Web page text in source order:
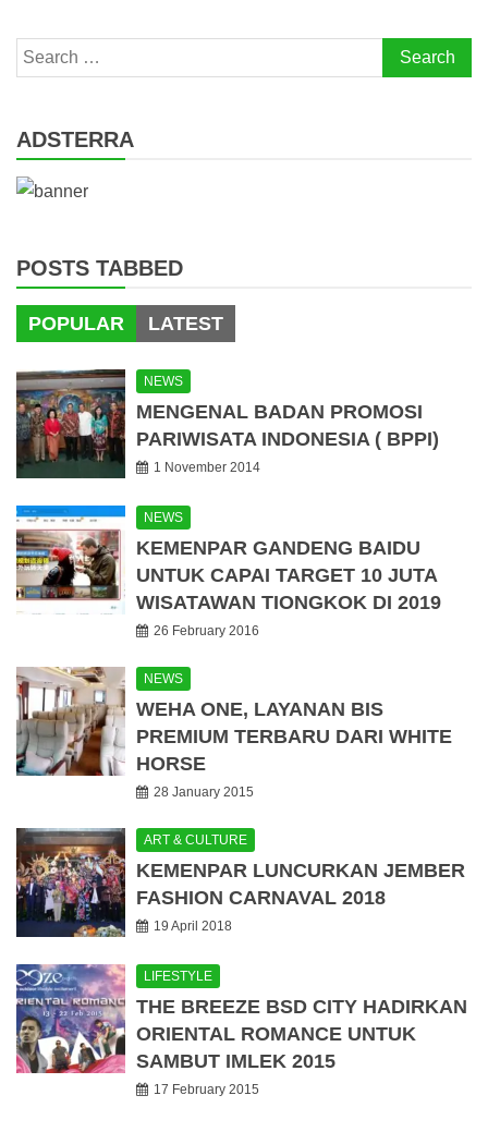
Search
for:
ADSTERRA
POSTS TABBED
POPULAR LATEST
NEWS
MENGENAL BADAN PROMOSI
PARIWISATA INDONESIA ( BPPI)
1 November 2014
NEWS
KEMENPAR GANDENG BAIDU
UNTUK CAPAI TARGET 10 JUTA
WISATAWAN TIONGKOK DI 2019
26 February 2016
NEWS
WEHA ONE, LAYANAN BIS
PREMIUM TERBARU DARI WHITE
HORSE
28 January 2015
ART & CULTURE
KEMENPAR LUNCURKAN JEMBER
FASHION CARNAVAL 2018
19 April 2018
LIFESTYLE
THE BREEZE BSD CITY HADIRKAN
ORIENTAL ROMANCE UNTUK
SAMBUT IMLEK 2015
17 February 2015